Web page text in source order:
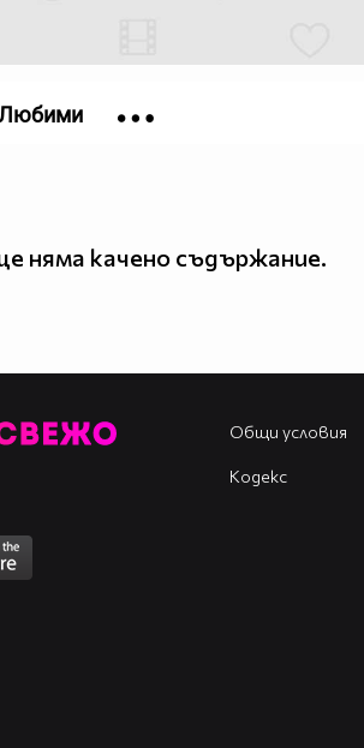
няма качено съдържание.
Общи условия
Кодекс